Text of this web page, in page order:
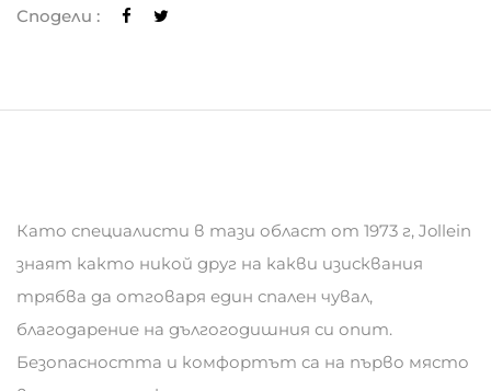
Сподели :
Като специалисти в тази област от 1973 г, Jollein
знаят както никой друг на какви изисквания
трябва да отговаря един спален чувал,
благодарение на дългогодишния си опит.
Безопасността и комфортът са на първо място